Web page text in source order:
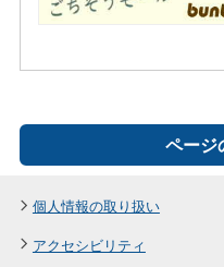
ページ
個人情報の取り扱い
アクセシビリティ